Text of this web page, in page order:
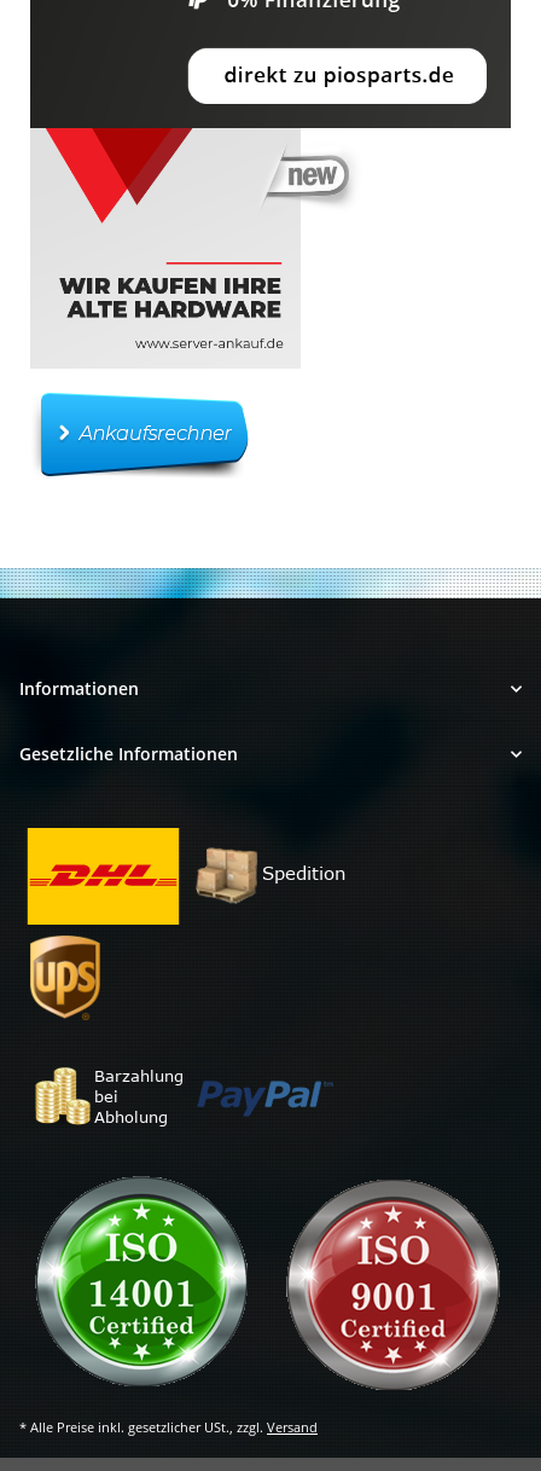
Informationen
Gesetzliche Informationen
* Alle Preise inkl. gesetzlicher USt., zzgl. Versand